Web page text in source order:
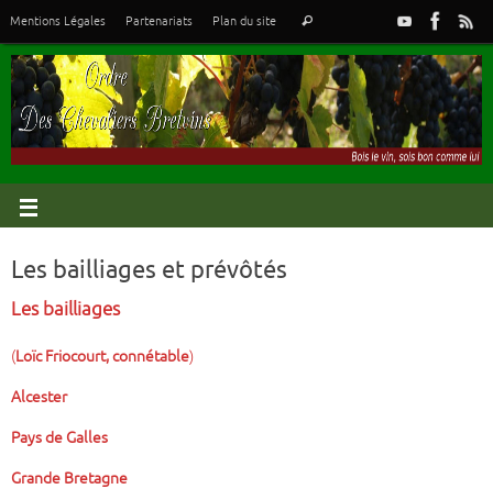
Mentions Légales Partenariats Plan du site
Les bailliages et prévôtés
Les bailliages
(Loïc Friocourt, connétable)
Alcester
Pays de Galles
Grande Bretagne